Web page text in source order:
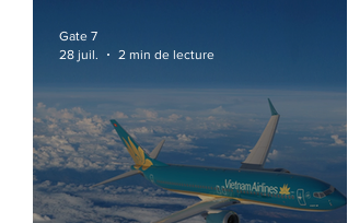
Gate 7
28 juil.
2 min de lecture